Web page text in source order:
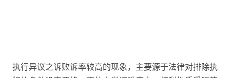
执行异议之诉败诉率较高的现象，主要源于法律对排除执